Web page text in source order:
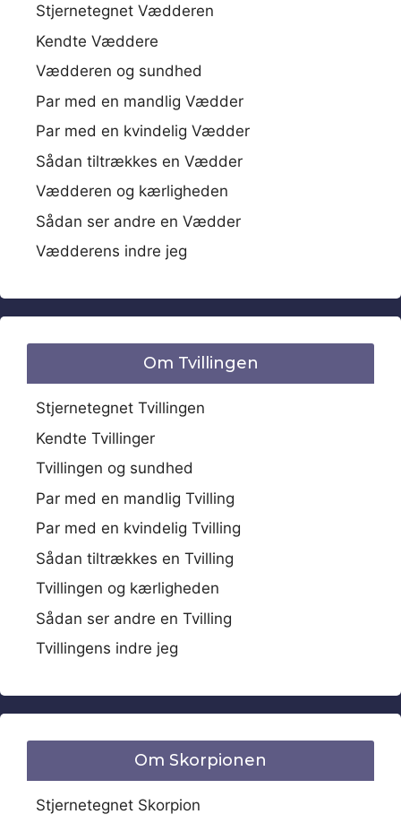
Stjernetegnet Vædderen
Kendte Væddere
Vædderen og sundhed
Par med en mandlig Vædder
Par med en kvindelig Vædder
Sådan tiltrækkes en Vædder
Vædderen og kærligheden
Sådan ser andre en Vædder
Vædderens indre jeg
Om Tvillingen
Stjernetegnet Tvillingen
Kendte Tvillinger
Tvillingen og sundhed
Par med en mandlig Tvilling
Par med en kvindelig Tvilling
Sådan tiltrækkes en Tvilling
Tvillingen og kærligheden
Sådan ser andre en Tvilling
Tvillingens indre jeg
Om Skorpionen
Stjernetegnet Skorpion